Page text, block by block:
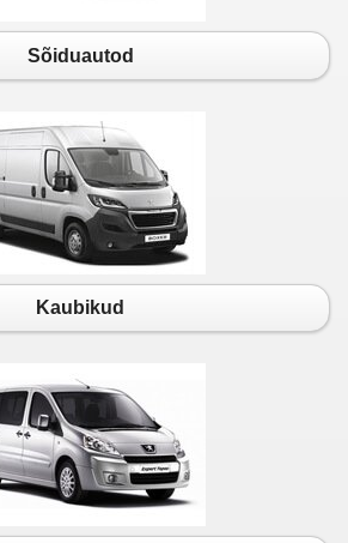
Sõiduautod
Kaubikud